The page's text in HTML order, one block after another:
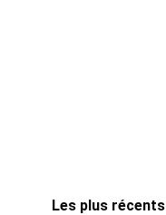
Les plus récents